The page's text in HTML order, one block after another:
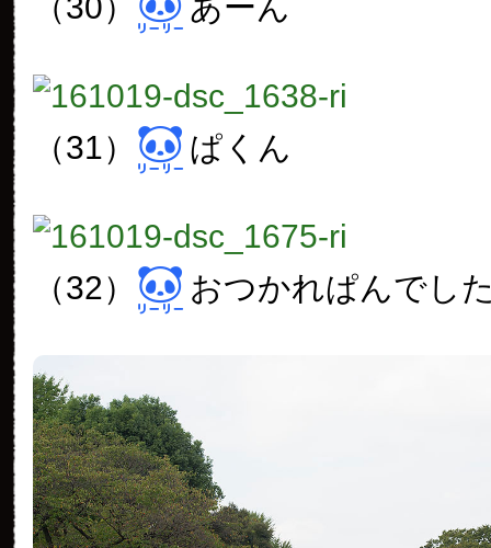
（30） あーん
（31） ぱくん
（32） おつかれぱんでし